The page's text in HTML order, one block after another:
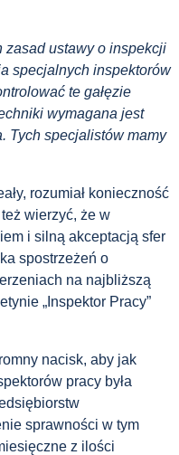
zasad ustawy o inspekcji
specjalnych inspektorów
te gałęzie
wymagana jest
Tych specjalistów mamy
rozumiał konieczność
wierzyć, że w
i silną akceptacją sfer
spostrzeżeń o
na najbliższą
„Inspektor Pracy”
nacisk, aby jak
pracy była
sprawności w tym
z ilości